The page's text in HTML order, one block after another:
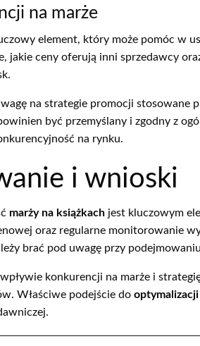
na marże
element, który może pomóc w
jakie ceny oferują inni sprzedawcy
na strategie promocji stosowane
być przemyślany i zgodny z
na rynku.
i wnioski
marży na książkach jest kluczowym
oraz regularne monitorowanie
brać pod uwagę przy
konkurencji na marże i
Właściwe podejście do optymalizacji